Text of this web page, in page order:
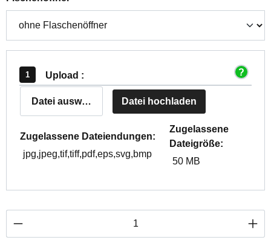
Upload :
Datei auswählen Datei hochladen
Zugelassene Dateiendungen:
jpg,jpeg,tif,tiff,pdf,eps,svg,bmp
Zugelassene
Dateigröße:
50 MB
Produkt Anzahl: Gib den gewünschten